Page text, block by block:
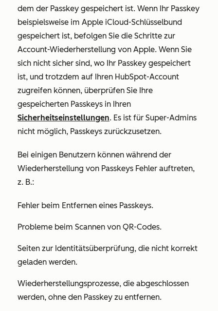
dem der Passkey gespeichert ist. Wenn Ihr Passkey
beispielsweise im Apple iCloud-Schlüsselbund
gespeichert ist, befolgen Sie die Schritte zur
Account-Wiederherstellung von Apple. Wenn Sie
sich nicht sicher sind, wo Ihr Passkey gespeichert
ist, und trotzdem auf Ihren HubSpot-Account
zugreifen können, überprüfen Sie Ihre
gespeicherten Passkeys in Ihren
Sicherheitseinstellungen. Es ist für Super-Admins
nicht möglich, Passkeys zurückzusetzen.
Bei einigen Benutzern können während der
Wiederherstellung von Passkeys Fehler auftreten,
z. B.:
Fehler beim Entfernen eines Passkeys.
Probleme beim Scannen von QR-Codes.
Seiten zur Identitätsüberprüfung, die nicht korrekt
geladen werden.
Wiederherstellungsprozesse, die abgeschlossen
werden, ohne den Passkey zu entfernen.